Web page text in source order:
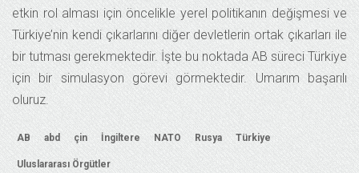
etkin rol alması için öncelikle yerel politikanın değişmesi ve
Türkiye’nin kendi çıkarlarını diğer devletlerin ortak çıkarları ile
bir tutması gerekmektedir. İşte bu noktada AB süreci Türkiye
için bir simulasyon görevi görmektedir. Umarım başarılı
oluruz.
AB abd çin İngiltere NATO Rusya Türkiye
Uluslararası Örgütler